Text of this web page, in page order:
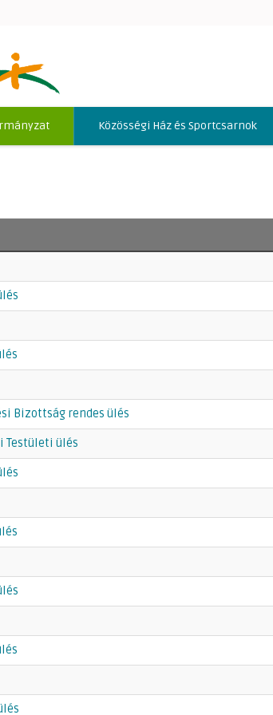
Közösségi Ház és Sportcsarnok
Bizottság rendes ülés
Testületi ülés